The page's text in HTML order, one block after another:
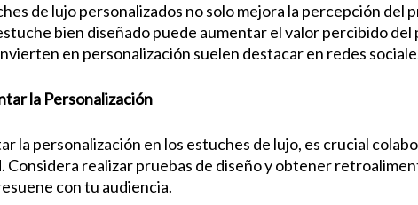
de lujo personalizados no solo mejora la percepción
bien diseñado puede aumentar el valor percibido
en personalización suelen destacar en redes
la Personalización
la personalización en los estuches de lujo, es crucial
Considera realizar pruebas de diseño y obtener
con tu audiencia.